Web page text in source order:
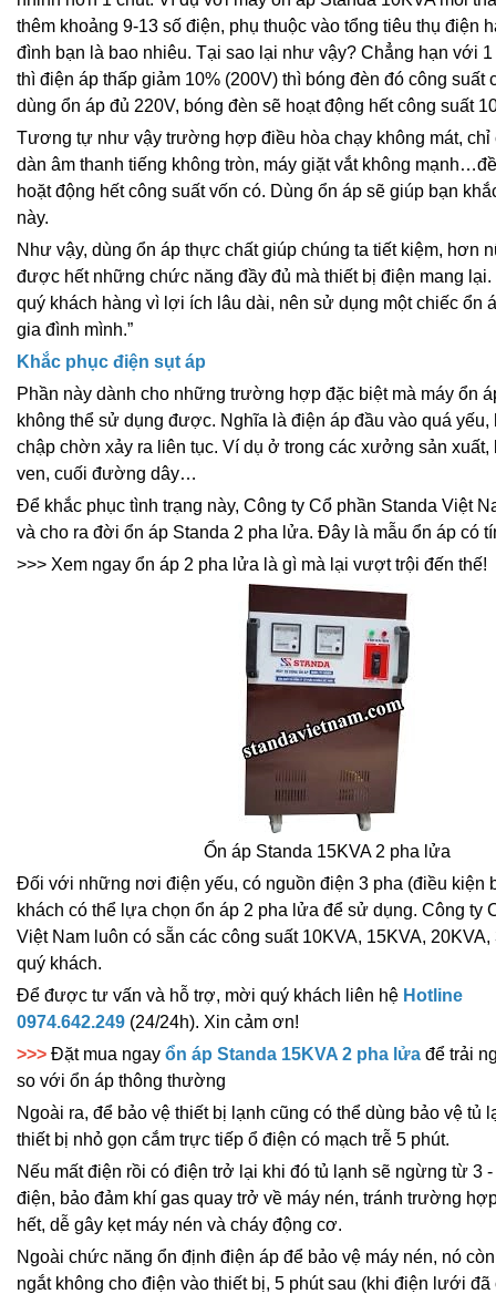
thêm khoảng 9-13 số điện, phụ thuộc vào tổng tiêu thụ điện
đình bạn là bao nhiêu. Tại sao lại như vậy? Chẳng hạn với
thì điện áp thấp giảm 10% (200V) thì bóng đèn đó công suất
dùng ổn áp đủ 220V, bóng đèn sẽ hoạt động hết công suất
Tương tự như vậy trường hợp điều hòa chạy không mát, chỉ
dàn âm thanh tiếng không tròn, máy giặt vắt không
hoặt động hết công suất vốn có. Dùng ổn áp sẽ giúp bạn
này.
Như vậy, dùng ổn áp thực chất giúp chúng ta tiết kiệm, hơn
được hết những chức năng đầy đủ mà thiết bị điện mang
quý khách hàng vì lợi ích lâu dài, nên sử dụng một chiếc ổn
gia đình mình.”
Khắc phục điện sụt áp
Phần này dành cho những trường hợp đặc biệt mà máy ổn
không thể sử dụng được. Nghĩa là điện áp đầu vào quá yếu,
chập chờn xảy ra liên tục. Ví dụ ở trong các xưởng sản xuất,
ven, cuối đường dây…
Để khắc phục tình trạng này, Công ty Cổ phần Standa Việt
và cho ra đời ổn áp Standa 2 pha lửa. Đây là mẫu ổn áp có
>>> Xem ngay ổn áp 2 pha lửa là gì mà lại vượt trội đến thế!
Ổn áp Standa 15KVA 2 pha lửa
Đối với những nơi điện yếu, có nguồn điện 3 pha (điều kiện
khách có thể lựa chọn ổn áp 2 pha lửa để sử dụng. Công ty
Việt Nam luôn có sẵn các công suất 10KVA, 15KVA,
quý khách.
Để được tư vấn và hỗ trợ, mời quý khách liên hệ Hotline
0974.642.249 (24/24h). Xin cảm ơn!
>>> Đặt mua ngay ổn áp Standa 15KVA 2 pha lửa để trải
so với ổn áp thông thường
Ngoài ra, để bảo vệ thiết bị lạnh cũng có thể dùng bảo vệ tủ
thiết bị nhỏ gọn cắm trực tiếp ổ điện có mạch trễ 5 phút.
Nếu mất điện rồi có điện trở lại khi đó tủ lạnh sẽ ngừng từ 3
điện, bảo đảm khí gas quay trở về máy nén, tránh trường
hết, dễ gây kẹt máy nén và cháy động cơ.
Ngoài chức năng ổn định điện áp để bảo vệ máy nén, nó
ngắt không cho điện vào thiết bị, 5 phút sau (khi điện lưới đã